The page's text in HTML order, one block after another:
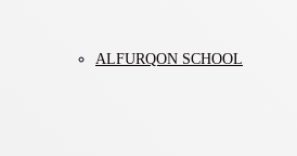
ALFURQON SCHOOL